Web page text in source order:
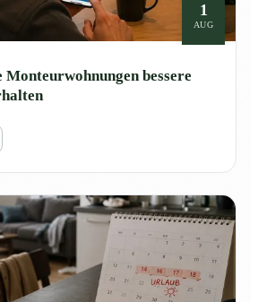
1
AUG
Monteurwohnungen bessere